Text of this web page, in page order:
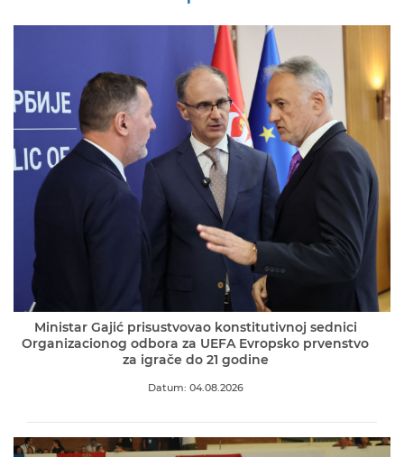
Ministar Gajić prisustvovao konstitutivnoj sednici
Organizacionog odbora za UEFA Evropsko prvenstvo
za igrače do 21 godine
Datum: 04.08.2026